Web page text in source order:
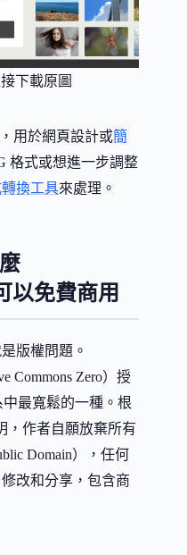
下載原圖
用於網頁設計或簡
格式或想進一步調整
換工具來處理。
以免費商用
版權問題。
Commons Zero）授
中最寬鬆的一種。根
，作者自願放棄所有
Domain），任何
改和分享，包含商